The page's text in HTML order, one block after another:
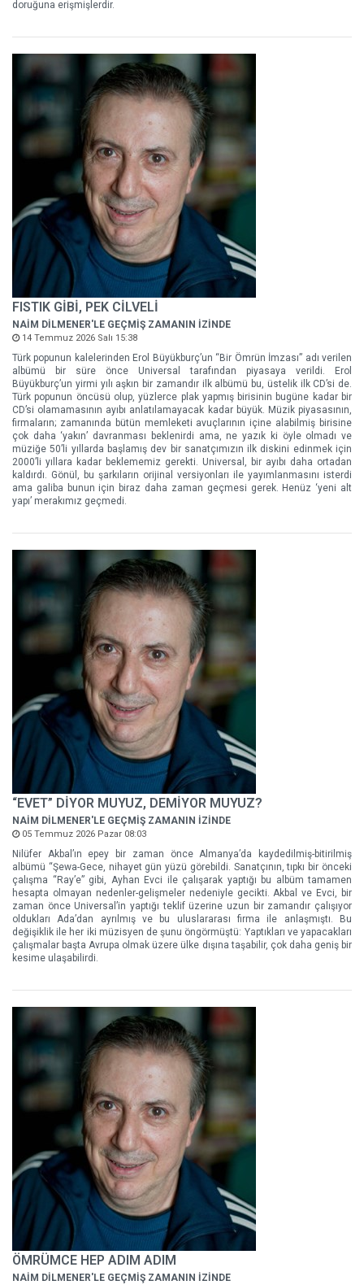
doruğuna erişmişlerdir.
FISTIK GİBİ, PEK CİLVELİ
NAİM DİLMENER'LE GEÇMİŞ ZAMANIN İZİNDE
14 Temmuz 2026 Salı 15:38
Türk popunun kalelerinden Erol Büyükburç’un “Bir Ömrün İmzası” adı verilen
albümü bir süre önce Universal tarafından piyasaya verildi. Erol
Büyükburç’un yirmi yılı aşkın bir zamandır ilk albümü bu, üstelik ilk CD’si de.
Türk popunun öncüsü olup, yüzlerce plak yapmış birisinin bugüne kadar bir
CD’si olamamasının ayıbı anlatılamayacak kadar büyük. Müzik piyasasının,
firmaların; zamanında bütün memleketi avuçlarının içine alabilmiş birisine
çok daha ‘yakın’ davranması beklenirdi ama, ne yazık ki öyle olmadı ve
müziğe 50’li yıllarda başlamış dev bir sanatçımızın ilk diskini edinmek için
2000’li yıllara kadar beklememiz gerekti. Universal, bir ayıbı daha ortadan
kaldırdı. Gönül, bu şarkıların orijinal versiyonları ile yayımlanmasını isterdi
ama galiba bunun için biraz daha zaman geçmesi gerek. Henüz ‘yeni alt
yapı’ merakımız geçmedi.
“EVET” DİYOR MUYUZ, DEMİYOR MUYUZ?
NAİM DİLMENER'LE GEÇMİŞ ZAMANIN İZİNDE
05 Temmuz 2026 Pazar 08:03
Nilüfer Akbal’ın epey bir zaman önce Almanya’da kaydedilmiş-bitirilmiş
albümü “Şewa-Gece, nihayet gün yüzü görebildi. Sanatçının, tıpkı bir önceki
çalışma “Ray’e” gibi, Ayhan Evci ile çalışarak yaptığı bu albüm tamamen
hesapta olmayan nedenler-gelişmeler nedeniyle gecikti. Akbal ve Evci, bir
zaman önce Universal’in yaptığı teklif üzerine uzun bir zamandır çalışıyor
oldukları Ada’dan ayrılmış ve bu uluslararası firma ile anlaşmıştı. Bu
değişiklik ile her iki müzisyen de şunu öngörmüştü: Yaptıkları ve yapacakları
çalışmalar başta Avrupa olmak üzere ülke dışına taşabilir, çok daha geniş bir
kesime ulaşabilirdi.
ÖMRÜMCE HEP ADIM ADIM
NAİM DİLMENER'LE GEÇMİŞ ZAMANIN İZİNDE